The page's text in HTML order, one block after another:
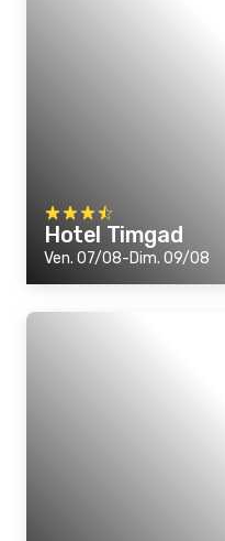
Hotel Timgad
Ven. 07/08-Dim. 09/08